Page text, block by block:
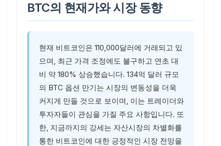
BTC의 현재가와 시장 동향
현재 비트코인은 110,000달러에 거래되고 있
으며, 최근 가격 조정에도 불구하고 연초 대
비 약 180% 상승했습니다. 134억 달러 규모
의 BTC 옵션 만기는 시장의 변동성을 더욱
커지게 만들 것으로 보이며, 이는 트레이더와
투자자들이 관심을 가질 주요 사항입니다. 또
한, 지금까지의 강세는 자산시장의 차별화를
통한 비트코인에 대한 긍정적인 시장 전망을